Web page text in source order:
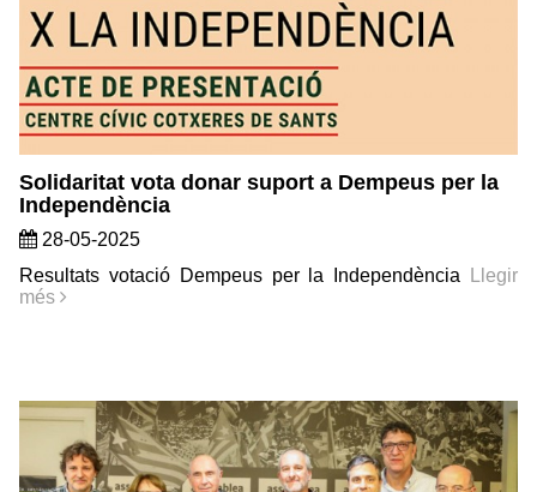
Solidaritat vota donar suport a Dempeus per la
Independència
28-05-2025
Resultats votació Dempeus per la Independència
Llegir
més